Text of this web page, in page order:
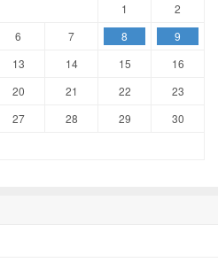
1
2
6 7 8
9
13 14 15
16
20 21 22
23
27 28 29
30